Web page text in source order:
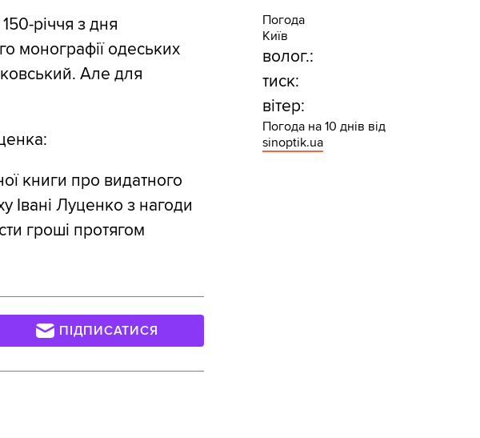
річчя з дня
монографії одеських
Але для
книги про видатного
Івані Луценко з нагоди
гроші протягом
ПІДПИСАТИСЯ
Погода
Київ
волог.:
тиск:
вітер:
Погода на 10 днів від
sinoptik.ua